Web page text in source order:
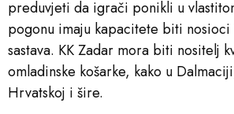
preduvjeti da igrači ponikli u
pogonu imaju kapacitete biti
sastava. KK Zadar mora biti nositelj
omladinske košarke, kako u
Hrvatskoj i šire.